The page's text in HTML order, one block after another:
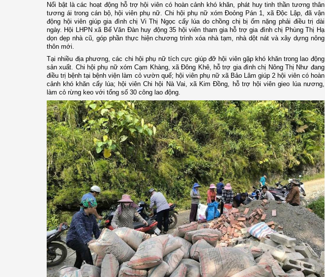
Nổi bật là các hoạt động hỗ trợ hội viên có hoàn cảnh khó khăn, phát huy tinh thần tương thân
tương ái trong cán bộ, hội viên phụ nữ. Chi hội phụ nữ xóm Đoỏng Pán 1, xã Độc Lập, đã vận
động hội viên giúp gia đình chị Vi Thị Ngọc cấy lúa do chồng chị bị ốm nặng phải điều trị dài
ngày. Hội LHPN xã Bế Văn Đàn huy động 35 hội viên tham gia hỗ trợ gia đình chị Phùng Thị Hạ
dọn dẹp nhà cũ, góp phần thực hiện chương trình xóa nhà tạm, nhà dột nát và xây dựng nông
thôn mới.
Tại nhiều địa phương, các chi hội phụ nữ tích cực giúp đỡ hội viên gặp khó khăn trong lao động
sản xuất. Chi hội phụ nữ xóm Cạm Khàng, xã Đông Khê, hỗ trợ gia đình chị Nông Thị Như đang
điều trị bệnh tại bệnh viện làm cỏ vườn quế; hội viên phụ nữ xã Bảo Lâm giúp 2 hội viên có hoàn
cảnh khó khăn cấy lúa; hội viên Chi hội Nà Vai, xã Kim Đồng, hỗ trợ hội viên gieo lúa nương,
làm cỏ rừng keo với tổng số 30 công lao động.